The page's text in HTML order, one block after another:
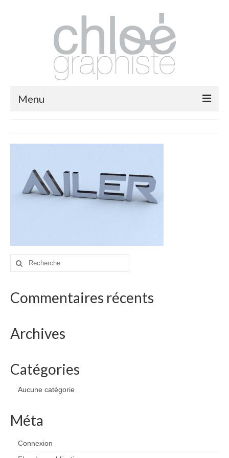
Menu
fashion
logos
websites
bio
contact
Rechercher
Commentaires récents
Archives
Catégories
Aucune catégorie
Méta
Connexion